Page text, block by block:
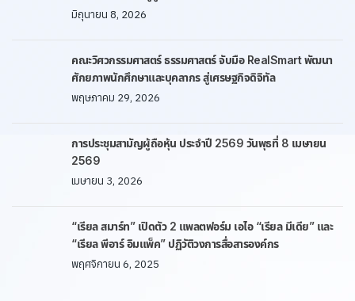
มิถุนายน 8, 2026
คณะวิศวกรรมศาสตร์ ธรรมศาสตร์ จับมือ RealSmart พัฒนา
ศักยภาพนักศึกษาและบุคลากร สู่เศรษฐกิจดิจิทัล
พฤษภาคม 29, 2026
การประชุมสามัญผู้ถือหุ้น ประจำปี 2569 วันพุธที่ 8 เมษายน
2569
เมษายน 3, 2026
“เรียล สมาร์ท” เปิดตัว 2 แพลตฟอร์ม เอไอ “เรียล มีเดีย” และ
“เรียล พีอาร์ อิมแพ็ค” ปฏิวัติวงการสื่อสารองค์กร
พฤศจิกายน 6, 2025